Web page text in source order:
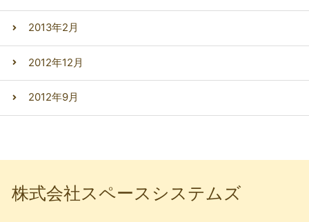
2013年2月
2012年12月
2012年9月
株式会社スペースシステムズ